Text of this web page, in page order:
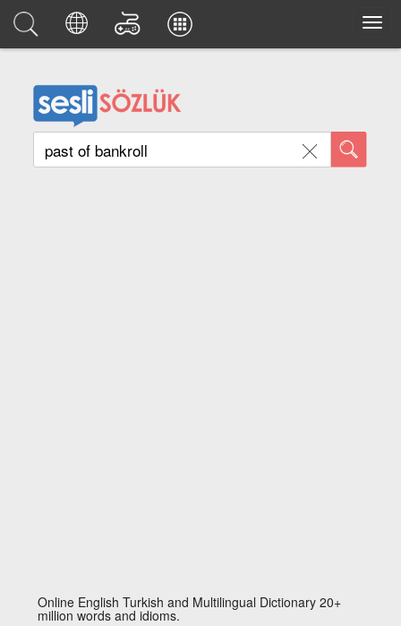
Online English Turkish and Multilingual Dictionary 20+
million words and idioms.